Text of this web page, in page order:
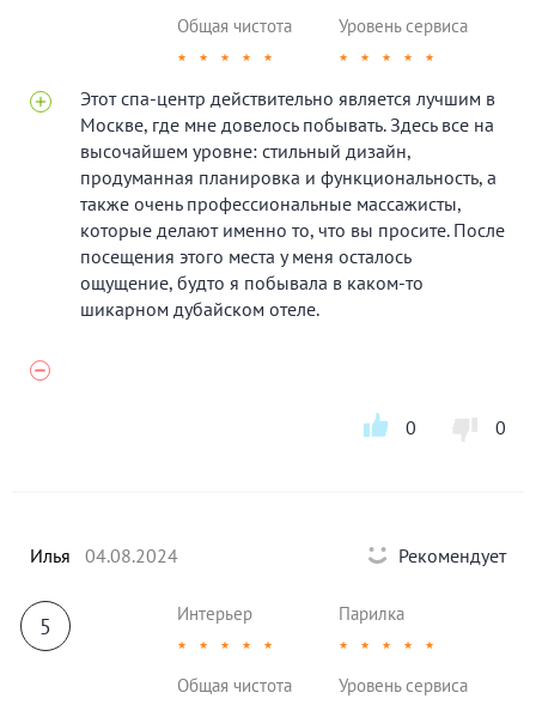
Общая чистота
★ ★ ★ ★ ★
Уровень сервиса
★ ★ ★ ★ ★
Этот спа-центр действительно является лучшим в
Москве, где мне довелось побывать. Здесь все на
высочайшем уровне: стильный дизайн,
продуманная планировка и функциональность, а
также очень профессиональные массажисты,
которые делают именно то, что вы просите. После
посещения этого места у меня осталось
ощущение, будто я побывала в каком-то
шикарном дубайском отеле.
0 0
Илья 04.08.2024 Рекомендует
5 Интерьер
★ ★ ★ ★ ★
Парилка
★ ★ ★ ★ ★
Общая чистота Уровень сервиса